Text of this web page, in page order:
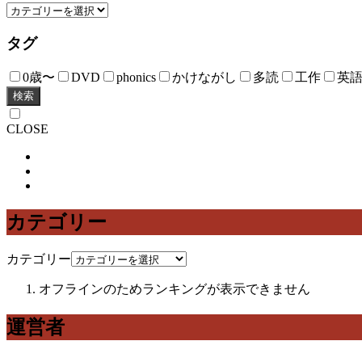
タグ
0歳〜 DVD phonics かけながし 多読 工作 英
検索
CLOSE
カテゴリー
カテゴリー
オフラインのためランキングが表示できません
運営者